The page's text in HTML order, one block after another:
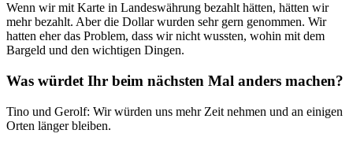
Wenn wir mit Karte in Landeswährung bezahlt hätten, hätten wir
mehr bezahlt. Aber die Dollar wurden sehr gern genommen. Wir
hatten eher das Problem, dass wir nicht wussten, wohin mit dem
Bargeld und den wichtigen Dingen.
Was würdet Ihr beim nächsten Mal anders machen?
Tino und Gerolf: Wir würden uns mehr Zeit nehmen und an einigen
Orten länger bleiben.